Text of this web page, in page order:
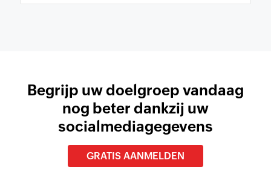
Begrijp uw doelgroep vandaag
nog beter dankzij uw
socialmediagegevens
GRATIS AANMELDEN